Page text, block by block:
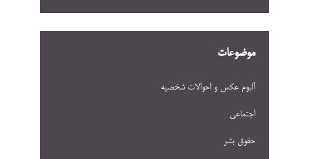
موضوعات
آلبوم عکس و احوالات شخصيه
اجتماعی
حقوق بشر